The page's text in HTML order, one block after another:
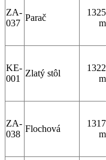
ZA-
037
Parač
1325
m
KE-
001
Zlatý stôl
1322
m
ZA-
038
Flochová
1317
m